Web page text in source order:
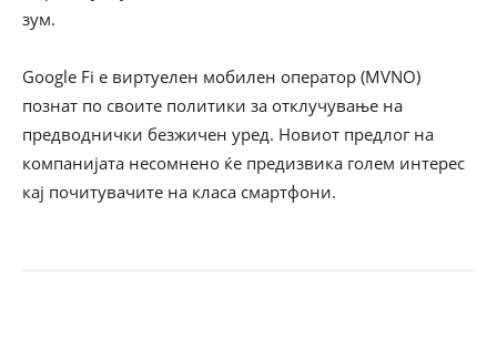
зум.
Google Fi е виртуелен мобилен оператор (MVNO)
познат по своите политики за отклучување на
предводнички безжичен уред. Новиот предлог на
компанијата несомнено ќе предизвика голем интерес
кај почитувачите на класа смартфони.